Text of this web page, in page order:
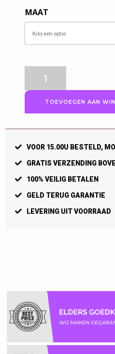
MAAT
fietsbroek
Dames,
Endur
Bib
Rood
aantal
TOEVOEGEN AAN
VOOR 15.00U BESTELD,
GRATIS VERZENDING
100% VEILIG BETALEN
GELD TERUG GARANTIE
LEVERING UIT VOORRAAD